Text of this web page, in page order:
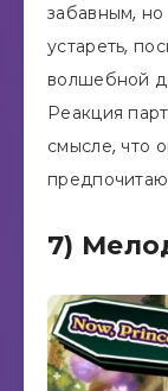
забавным,
устареть,
волшебной
Реакция
смысле, что
7)